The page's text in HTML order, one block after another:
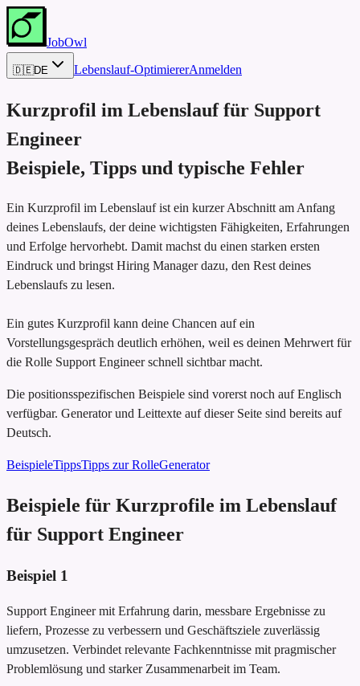
JobOwl
🇩🇪DE Lebenslauf-OptimiererAnmelden
Kurzprofil im Lebenslauf für Support
Engineer
Beispiele, Tipps und typische Fehler
Ein Kurzprofil im Lebenslauf ist ein kurzer Abschnitt am Anfang
deines Lebenslaufs, der deine wichtigsten Fähigkeiten, Erfahrungen
und Erfolge hervorhebt. Damit machst du einen starken ersten
Eindruck und bringst Hiring Manager dazu, den Rest deines
Lebenslaufs zu lesen.
Ein gutes Kurzprofil kann deine Chancen auf ein
Vorstellungsgespräch deutlich erhöhen, weil es deinen Mehrwert für
die Rolle Support Engineer schnell sichtbar macht.
Die positionsspezifischen Beispiele sind vorerst noch auf Englisch
verfügbar. Generator und Leittexte auf dieser Seite sind bereits auf
Deutsch.
BeispieleTippsTipps zur RolleGenerator
Beispiele für Kurzprofile im Lebenslauf
für Support Engineer
Beispiel 1
Support Engineer mit Erfahrung darin, messbare Ergebnisse zu
liefern, Prozesse zu verbessern und Geschäftsziele zuverlässig
umzusetzen. Verbindet relevante Fachkenntnisse mit pragmischer
Problemlösung und starker Zusammenarbeit im Team.